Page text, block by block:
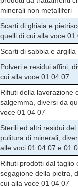
minerali non metalliferi
Scarti di ghiaia e
quelli di cui alla voce 01
Scarti di sabbia e argilla
Polveri e residui affini,
cui alla voce 01 04 07
Rifiuti della lavorazione
salgemma, diversi da
voce 01 04 07
Sterili ed altri residui del
pulitura di minerali,
alle voci 01 04 07 e 01
Rifiuti prodotti dal taglio
segagione della pietra,
cui alla voce 01 04 07